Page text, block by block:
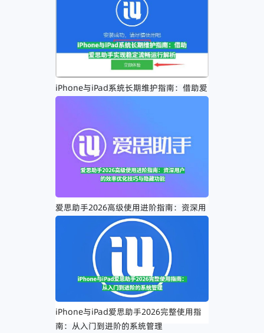
iPhone与iPad系统长期维护指南：借助爱
思助手实现稳定流畅运行解析
爱思助手2026高级使用进阶指南：资深用
户的效率优化技巧与隐藏功能
iPhone与iPad爱思助手2026完整使用指
南：从入门到进阶的系统管理